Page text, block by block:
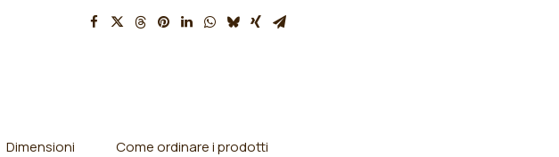
Dimensioni Come ordinare i prodotti